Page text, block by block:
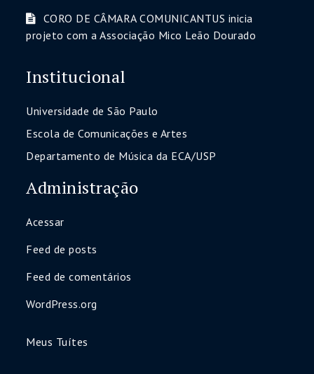
CORO DE CÂMARA COMUNICANTUS inicia
projeto com a Associação Mico Leão Dourado
Institucional
Universidade de São Paulo
Escola de Comunicações e Artes
Departamento de Música da ECA/USP
Administração
Acessar
Feed de posts
Feed de comentários
WordPress.org
Meus Tuítes